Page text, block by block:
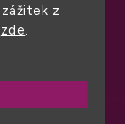
z
zde.